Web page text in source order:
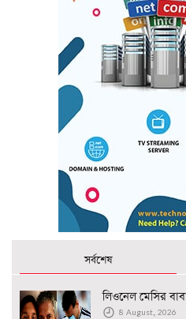
সর্বশেষ
লিওনেল মেসির
8 August, 2026